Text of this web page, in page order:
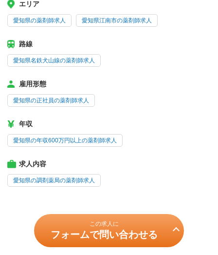
エリア
愛知県の薬剤師求人 愛知県江南市の薬剤師求人
路線
愛知県名鉄犬山線の薬剤師求人
雇用形態
愛知県の正社員の薬剤師求人
年収
愛知県の年収600万円以上の薬剤師求人
求人内容
愛知県の調剤薬局の薬剤師求人
この求人に
フォームで問い合わせる